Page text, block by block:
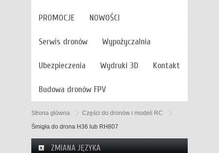
PROMOCJE NOWOŚCI
Serwis dronów Wypożyczalnia
Ubezpieczenia Wydruki 3D Kontakt
Budowa dronów FPV
Strona główna
Części do dronów i modeli RC
Śmigła do drona H36 lub RH807
ZMIANA JĘZYKA